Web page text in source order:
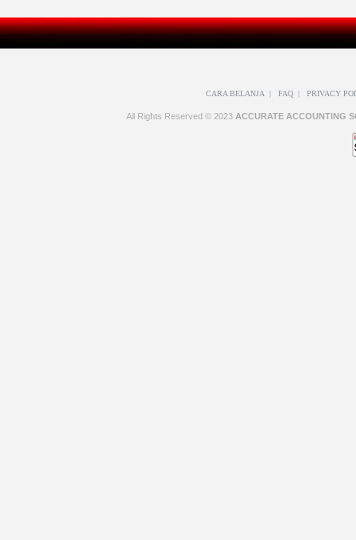
CARA BELANJA | FAQ | PRIVACY
All Rights Reserved © 2023 ACCURATE ACCOUNTING